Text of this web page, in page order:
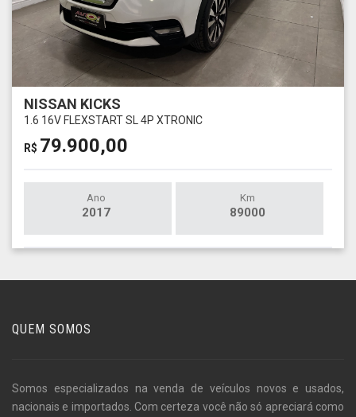
NISSAN KICKS
1.6 16V FLEXSTART SL 4P XTRONIC
R$ 79.900,00
Ano
2017
Km
89000
QUEM SOMOS
Somos especializados na venda de veículos novos e usados,
nacionais e importados. Com certeza você não só apreciará como